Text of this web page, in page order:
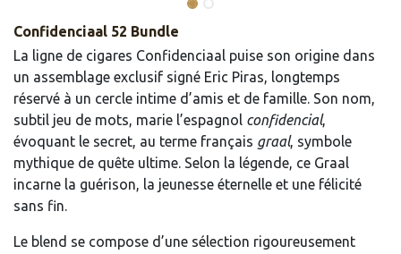
Confidenciaal 52 Bundle
La ligne de cigares Confidenciaal puise son origine dans
un assemblage exclusif signé Eric Piras, longtemps
réservé à un cercle intime d’amis et de famille. Son nom,
subtil jeu de mots, marie l’espagnol confidencial,
évoquant le secret, au terme français graal, symbole
mythique de quête ultime. Selon la légende, ce Graal
incarne la guérison, la jeunesse éternelle et une félicité
sans fin.
Le blend se compose d’une sélection rigoureusement